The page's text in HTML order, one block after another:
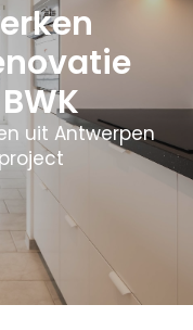
uit Antwerpen